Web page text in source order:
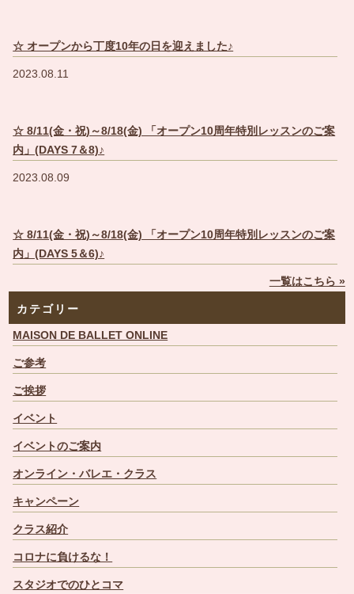
☆ オープンから丁度10年の日を迎えました♪
2023.08.11
☆ 8/11(金・祝)～8/18(金) 「オープン10周年特別レッスンのご案
内」(DAYS 7＆8)♪
2023.08.09
☆ 8/11(金・祝)～8/18(金) 「オープン10周年特別レッスンのご案
内」(DAYS 5＆6)♪
一覧はこちら »
カテゴリー
MAISON DE BALLET ONLINE
ご参考
ご挨拶
イベント
イベントのご案内
オンライン・バレエ・クラス
キャンペーン
クラス紹介
コロナに負けるな！
スタジオでのひとコマ